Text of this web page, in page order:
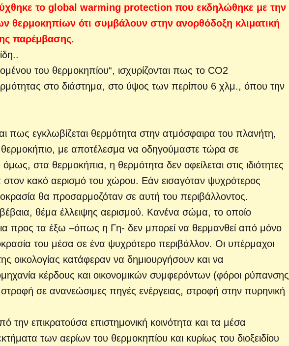
το global warming protection που εκδηλώθηκε με την
θερμοκηπίων ότι συμβάλουν στην ανορθόδοξη κλιματική
παρέμβασης.
του θερμοκηπίου“, ισχυρίζονται πως το CO2
στο διάστημα, στο ύψος των περίπου 6 χλμ., όπου την
πως εγκλωβίζεται θερμότητα στην ατμόσφαιρα του πλανήτη,
με αποτέλεσμα να οδηγούμαστε τώρα σε
στα θερμοκήπια, η θερμότητα δεν οφείλεται στις ιδιότητες
κακό αερισμό του χώρου. Εάν εισαγόταν ψυχρότερος
θα προσαρμοζόταν σε αυτή του περιβάλλοντος.
βέβαια, θέμα έλλειψης αερισμού. Κανένα σώμα, το οποίο
προς τα έξω –όπως η Γη- δεν μπορεί να θερμανθεί από μόνο
του μέσα σε ένα ψυχρότερο περιβάλλον. Οι υπέρμαχοι
οικολογίας κατάφεραν να δημιουργήσουν και να
κέρδους και οικονομικών συμφερόντων (φόροι ρύπανσης
σε ανανεώσιμες πηγές ενέργειας, στροφή στην πυρηνική
την επικρατούσα επιστημονική κοινότητα και τα μέσα
των αερίων του θερμοκηπίου και κυρίως του διοξειδίου